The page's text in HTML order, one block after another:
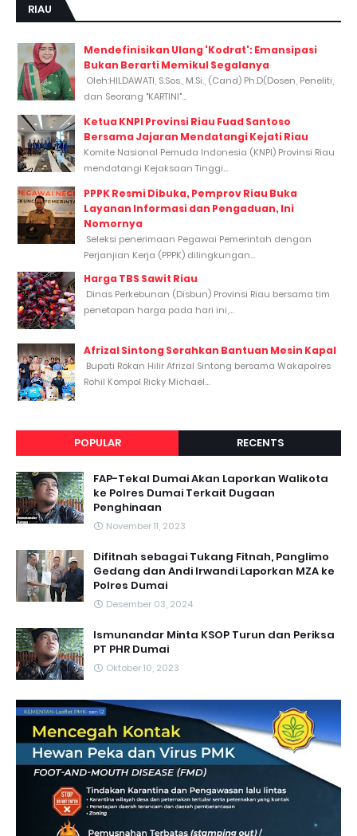
RIAU
Mendefinisikan Ulang 'Kodrat': Emansipasi
Bukan Berarti Memikul Segalanya
Oleh:HILDAWATI, S.Sos., M.Si., (Cand) Ph.D(Dosen, Peneliti,
dan Seorang "KARTINI"...
Ketua KNPI Provinsi Riau Fuad Santoso
Bersama Jajaran Mendatangi Kejati Riau
Komite Nasional Pemuda Indonesia (KNPI) Provinsi Riau
mendatangi Kejaksaan Tinggi...
PPPK Resmi Dibuka, Pemprov Riau Buka
Layanan Informasi dan Pengaduan, Ini
Nomornya
Seleksi penerimaan Pegawai Pemerintah dengan
Perjanjian Kerja (PPPK) dilingkungan...
Harga TBS Sawit Riau
Dinas Perkebunan (Disbun) Provinsi Riau bersama tim
penetapan harga pada hari ini,...
Afrizal Sintong Serahkan Bantuan Mesin Kapal
Bupati Rokan Hilir Afrizal Sintong bersama Wakapolres
Rohil Kompol Ricky Michael...
POPULAR RECENTS
FAP-Tekal Dumai Akan Laporkan Walikota
ke Polres Dumai Terkait Dugaan
Penghinaan
November 11, 2023
Difitnah sebagai Tukang Fitnah, Panglimo
Gedang dan Andi Irwandi Laporkan MZA ke
Polres Dumai
Desember 03, 2024
Ismunandar Minta KSOP Turun dan Periksa
PT PHR Dumai
Oktober 10, 2023